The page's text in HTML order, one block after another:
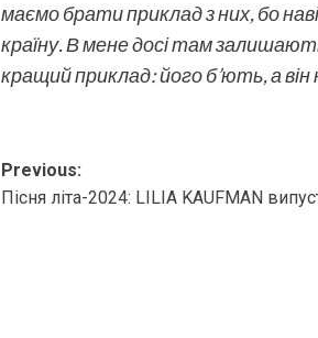
маємо брати приклад з них, бо
країну. В мене досі там
кращий приклад: його б’ють, а
Post
navigation
Previous:
Пісня літа-2024: LILIA KAUFMAN